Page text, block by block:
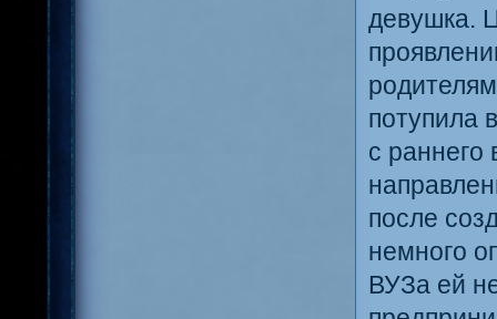
девушка.
потупила
с раннего
после
немного
ВУЗа ей